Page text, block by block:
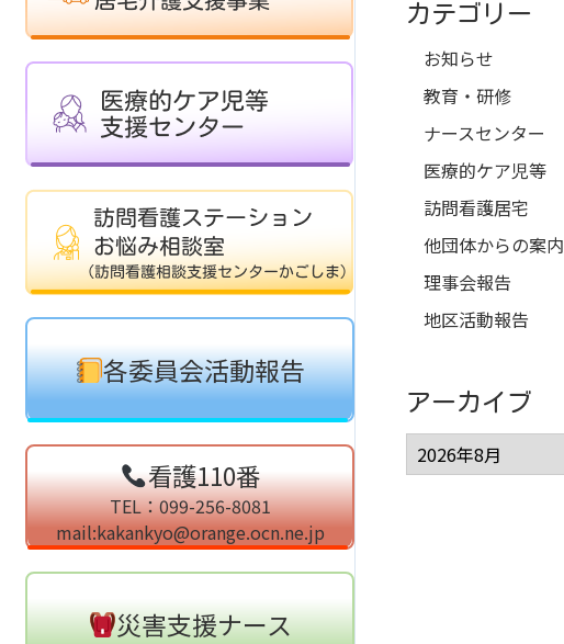
カテゴリー
お知らせ
教育・研修
ナースセンター
医療的ケア児等
訪問看護居宅
他団体からの案内
理事会報告
地区活動報告
アーカイブ
各委員会活動報告
看護110番
TEL：099-256-8081
mail:kakankyo@orange.ocn.ne.jp
災害支援ナース